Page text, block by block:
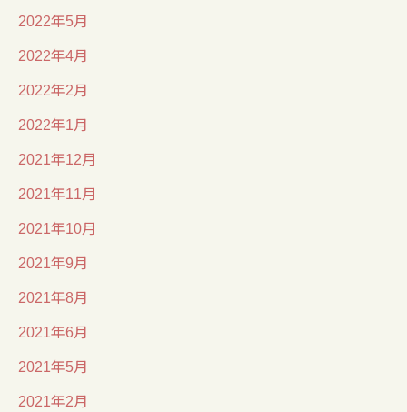
2022年5月
2022年4月
2022年2月
2022年1月
2021年12月
2021年11月
2021年10月
2021年9月
2021年8月
2021年6月
2021年5月
2021年2月